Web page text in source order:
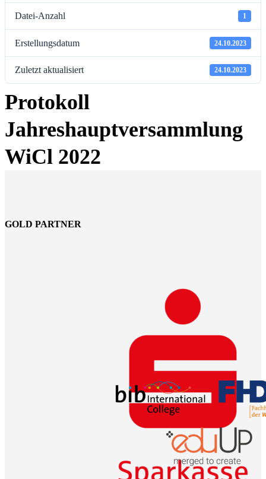
Datei-Anzahl 1
Erstellungsdatum 24.10.2023
Zuletzt aktualisiert 24.10.2023
Protokoll
Jahreshauptversammlung
WiCl 2022
GOLD PARTNER